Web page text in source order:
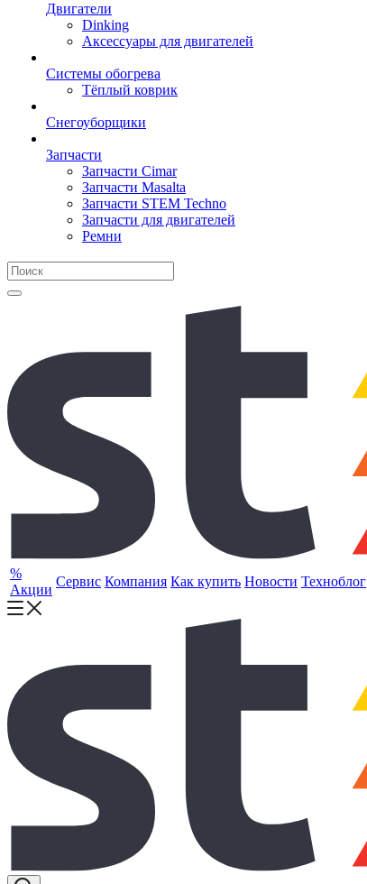
Двигатели
Dinking
Аксессуары для двигателей
Системы обогрева
Тёплый коврик
Снегоуборщики
Запчасти
Запчасти Cimar
Запчасти Masalta
Запчасти STEM Techno
Запчасти для двигателей
Ремни
%
Акции
Сервис Компания Как купить Новости Техноблог